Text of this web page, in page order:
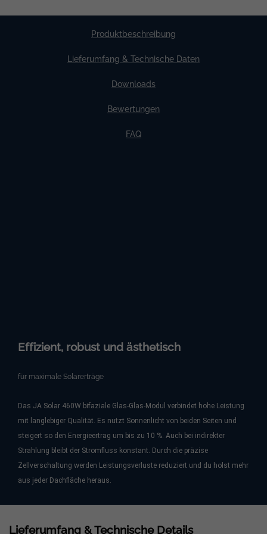
Produktbeschreibung
Lieferumfang & Technische Daten
Downloads
Bewertungen
FAQ
Effizient, robust und ästhetisch
für maximale Solarerträge
Das JA Solar 460W bifaziale Glas-Glas-Modul verbindet hohe Leistung
mit langlebiger Qualität. Es nutzt Sonnenlicht von beiden Seiten und
steigert so den Energieertrag um bis zu 10 %. Auch bei indirekter
Strahlung bleibt der Stromfluss konstant. Durch die präzise
Zellverschaltung werden Leistungsverluste reduziert und du holst mehr
aus jeder Dachfläche heraus.
Lieferumfang & Technische Details